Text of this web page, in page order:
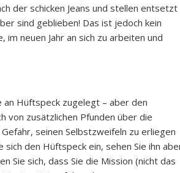
der schicken Jeans und stellen entsetzt
sind geblieben! Das ist jedoch kein
im neuen Jahr an sich zu arbeiten und
an Hüftspeck zugelegt – aber den
von zusätzlichen Pfunden über die
seinen Selbstzweifeln zu erliegen
sich den Hüftspeck ein, sehen Sie ihn
Sie sich, dass Sie die Mission (nicht das